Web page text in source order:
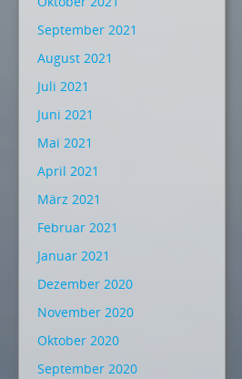
September 2021
August 2021
Juli 2021
Juni 2021
Mai 2021
April 2021
März 2021
Februar 2021
Januar 2021
Dezember 2020
November 2020
Oktober 2020
September 2020